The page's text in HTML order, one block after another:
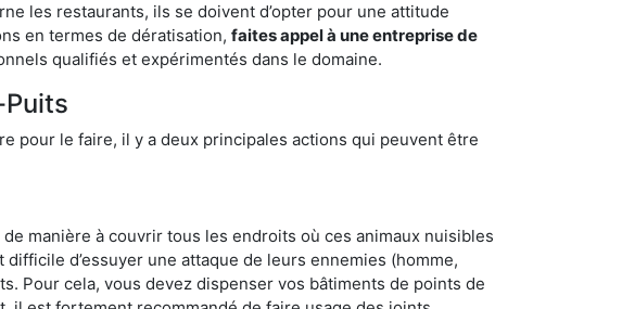
les restaurants, ils se doivent d’opter pour une attitude
en termes de dératisation, faites appel à une entreprise de
qualifiés et expérimentés dans le domaine.
pour le faire, il y a deux principales actions qui peuvent être
manière à couvrir tous les endroits où ces animaux nuisibles
d’essuyer une attaque de leurs ennemies (homme,
Pour cela, vous devez dispenser vos bâtiments de points de